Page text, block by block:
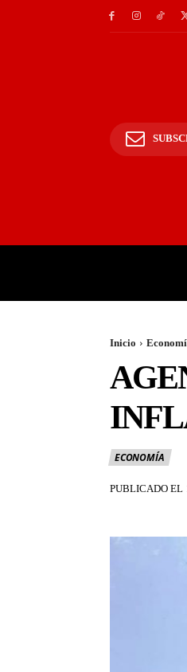
Inicio
ECONOMÍA
PUBLICADO EL